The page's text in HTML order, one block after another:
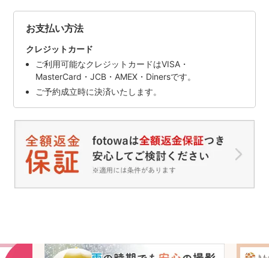
お支払い方法
クレジットカード
ご利用可能なクレジットカードはVISA・
MasterCard・JCB・AMEX・Dinersです。
ご予約成立時に決済いたします。